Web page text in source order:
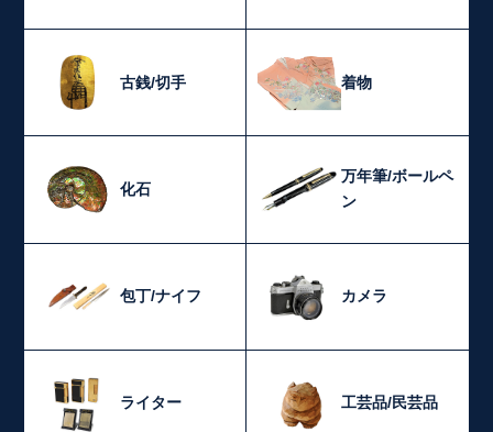
古銭/切手 着物
化石
万年筆/ボールペ
ン
包丁/ナイフ カメラ
ライター 工芸品/民芸品